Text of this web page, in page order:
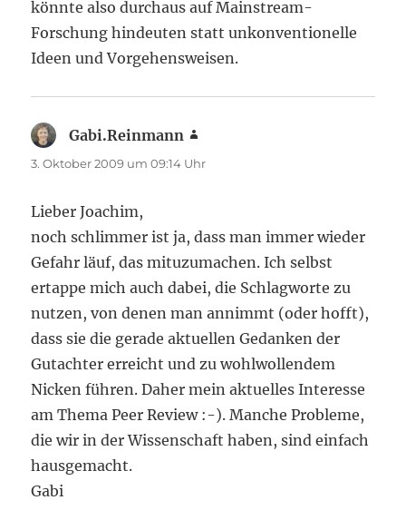
könnte also durchaus auf Mainstream-
Forschung hindeuten statt unkonventionelle
Ideen und Vorgehensweisen.
Gabi.Reinmann
3. Oktober 2009 um 09:14 Uhr
Lieber Joachim,
noch schlimmer ist ja, dass man immer wieder
Gefahr läuf, das mituzumachen. Ich selbst
ertappe mich auch dabei, die Schlagworte zu
nutzen, von denen man annimmt (oder hofft),
dass sie die gerade aktuellen Gedanken der
Gutachter erreicht und zu wohlwollendem
Nicken führen. Daher mein aktuelles Interesse
am Thema Peer Review :-). Manche Probleme,
die wir in der Wissenschaft haben, sind einfach
hausgemacht.
Gabi